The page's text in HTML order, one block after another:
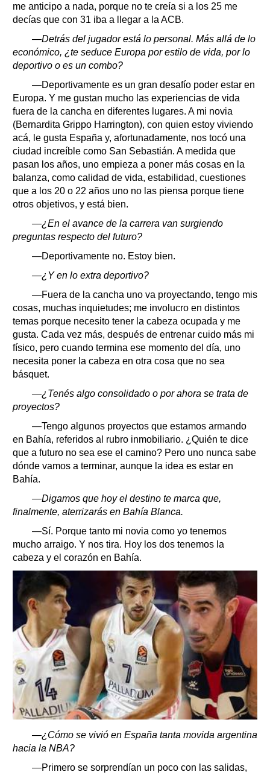
me anticipo a nada, porque no te creía si a los 25 me
decías que con 31 iba a llegar a la ACB.
—Detrás del jugador está lo personal. Más allá de lo
económico, ¿te seduce Europa por estilo de vida, por lo
deportivo o es un combo?
—Deportivamente es un gran desafío poder estar en
Europa. Y me gustan mucho las experiencias de vida
fuera de la cancha en diferentes lugares. A mi novia
(Bernardita Grippo Harrington), con quien estoy viviendo
acá, le gusta España y, afortunadamente, nos tocó una
ciudad increíble como San Sebastián. A medida que
pasan los años, uno empieza a poner más cosas en la
balanza, como calidad de vida, estabilidad, cuestiones
que a los 20 o 22 años uno no las piensa porque tiene
otros objetivos, y está bien.
—¿En el avance de la carrera van surgiendo
preguntas respecto del futuro?
—Deportivamente no. Estoy bien.
—¿Y en lo extra deportivo?
—Fuera de la cancha uno va proyectando, tengo mis
cosas, muchas inquietudes; me involucro en distintos
temas porque necesito tener la cabeza ocupada y me
gusta. Cada vez más, después de entrenar cuido más mi
físico, pero cuando termina ese momento del día, uno
necesita poner la cabeza en otra cosa que no sea
básquet.
—¿Tenés algo consolidado o por ahora se trata de
proyectos?
—Tengo algunos proyectos que estamos armando
en Bahía, referidos al rubro inmobiliario. ¿Quién te dice
que a futuro no sea ese el camino? Pero uno nunca sabe
dónde vamos a terminar, aunque la idea es estar en
Bahía.
—Digamos que hoy el destino te marca que,
finalmente, aterrizarás en Bahía Blanca.
—Sí. Porque tanto mi novia como yo tenemos
mucho arraigo. Y nos tira. Hoy los dos tenemos la
cabeza y el corazón en Bahía.
—¿Cómo se vivió en España tanta movida argentina
hacia la NBA?
—Primero se sorprendían un poco con las salidas,